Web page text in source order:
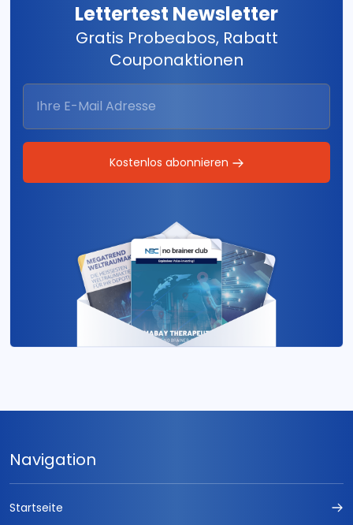
Lettertest Newsletter
Gratis Probeabos, Rabatt
Couponaktionen
Kostenlos abonnieren
Navigation
Startseite